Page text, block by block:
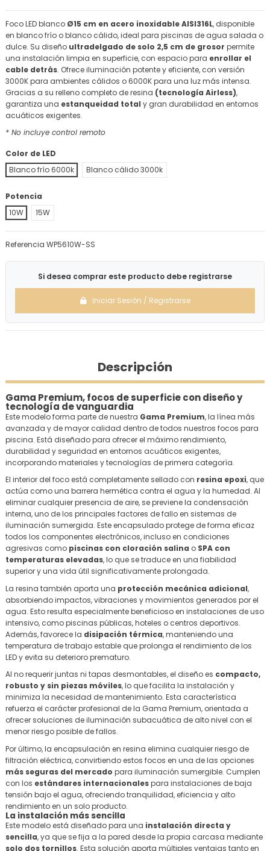
Foco LED blanco Ø15 cm en acero inoxidable AISI316L, disponible
en blanco frío o blanco cálido, ideal para piscinas de agua salada o
dulce. Su diseño ultradelgado de solo 2,5 cm de grosor permite
una instalación limpia en superficie, con espacio para enrollar el
cable detrás. Ofrece iluminación potente y eficiente, con versión
3000K para ambientes cálidos o 6000K para una luz más intensa.
Gracias a su relleno completo de resina (tecnología Airless),
garantiza una estanqueidad total y gran durabilidad en entornos
acuáticos exigentes.
* No incluye control remoto
Color de LED
Blanco frío 6000k
Blanco cálido 3000k
Potencia
10W
15W
Referencia WP5610W-SS
Si desea comprar este producto debe registrarse
Iniciar Sesión / Registrarse
Descripción
Gama Premium, focos de superficie con diseño y
tecnología de vanguardia
Este modelo forma parte de nuestra Gama Premium, la línea más
avanzada y de mayor calidad dentro de todos nuestros focos para
piscina. Está diseñado para ofrecer el máximo rendimiento,
durabilidad y seguridad en entornos acuáticos exigentes,
incorporando materiales y tecnologías de primera categoría.
El interior del foco está completamente sellado con resina epoxi, que
actúa como una barrera hermética contra el agua y la humedad. Al
eliminar cualquier presencia de aire, se previene la condensación
interna, uno de los principales factores de fallo en sistemas de
iluminación sumergida. Este encapsulado protege de forma eficaz
todos los componentes electrónicos, incluso en condiciones
agresivas como piscinas con cloración salina o SPA con
temperaturas elevadas, lo que se traduce en una fiabilidad
superior y una vida útil significativamente prolongada.
La resina también aporta una protección mecánica adicional,
absorbiendo impactos, vibraciones y movimientos generados por el
agua. Esto resulta especialmente beneficioso en instalaciones de uso
intensivo, como piscinas públicas, hoteles o centros deportivos.
Además, favorece la disipación térmica, manteniendo una
temperatura de trabajo estable que prolonga el rendimiento de los
LED y evita su deterioro prematuro.
Al no requerir juntas ni tapas desmontables, el diseño es compacto,
robusto y sin piezas móviles, lo que facilita la instalación y
minimiza la necesidad de mantenimiento. Esta característica
refuerza el carácter profesional de la Gama Premium, orientada a
ofrecer soluciones de iluminación subacuática de alto nivel con el
menor riesgo posible de fallos.
Por último, la encapsulación en resina elimina cualquier riesgo de
filtración eléctrica, convirtiendo estos focos en una de las opciones
más seguras del mercado para iluminación sumergible. Cumplen
con los estándares internacionalespara instalaciones de baja
tensión bajo el agua, ofreciendo tranquilidad, eficiencia y alto
rendimiento en un solo producto.
La instalación más sencilla
Este modelo está diseñado para una instalación directa y
sencilla, ya que se fija a la pared desde la propia carcasa mediante
solo dos tornillos. Esta solución aporta múltiples ventajas tanto en